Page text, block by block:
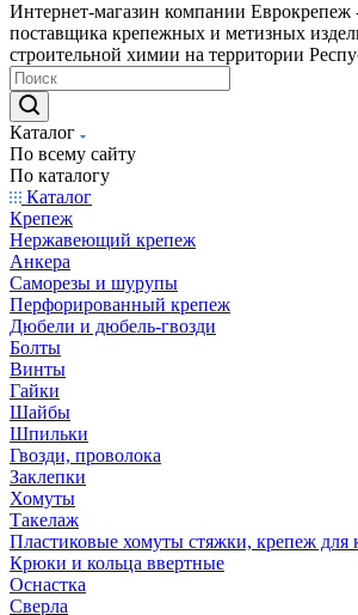
Интернет-магазин компании Еврокрепеж
поставщика крепежных и метизных
строительной химии на территории
Каталог
По всему сайту
По каталогу
Каталог
Крепеж
Нержавеющий крепеж
Анкера
Саморезы и шурупы
Перфорированный крепеж
Дюбели и дюбель-гвозди
Болты
Винты
Гайки
Шайбы
Шпильки
Гвозди, проволока
Заклепки
Хомуты
Такелаж
Пластиковые хомуты стяжки, крепеж для
Крюки и кольца ввертные
Оснастка
Сверла